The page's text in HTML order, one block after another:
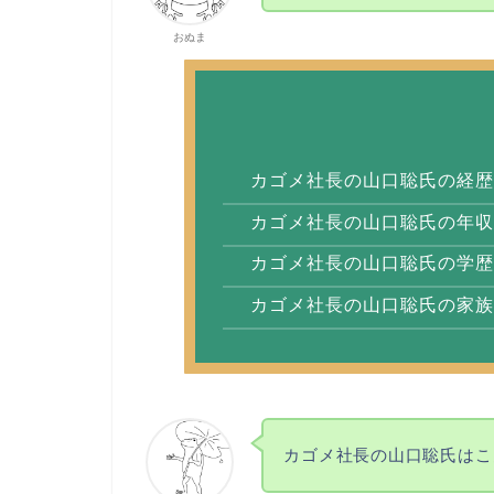
おぬま
カゴメ社長の山口聡氏の経歴
カゴメ社長の山口聡氏の年収
カゴメ社長の山口聡氏の学歴
カゴメ社長の山口聡氏の家族
カゴメ社長の山口聡氏は